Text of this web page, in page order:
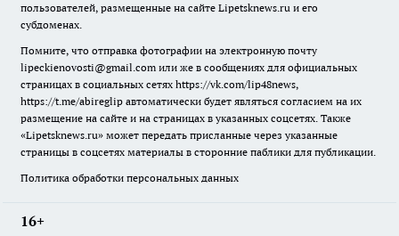
пользователей, размещенные на сайте Lipetsknews.ru и его
субдоменах.
Помните, что отправка фотографии на электронную почту
lipeckienovosti@gmail.com или же в сообщениях для официальных
страницах в социальных сетях https://vk.com/lip48news,
https://t.me/abireglip автоматически будет являться согласием на их
размещение на сайте и на страницах в указанных соцсетях. Также
«Lipetsknews.ru» может передать присланные через указанные
страницы в соцсетях материалы в сторонние паблики для публикации.
Политика обработки персональных данных
16+